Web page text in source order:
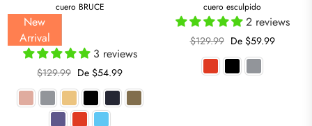
cuero BRUCE
New
Arrival
3 reviews
Precio
habitual
$129.99 De $54.99
cuero esculpido
2 reviews
Precio
habitual
$129.99 De $59.99